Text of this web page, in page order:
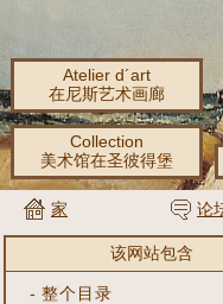
Atelier d´art
在尼斯艺术画廊
Collection
美术馆在圣彼得堡
家 论
该网站包含
-整个目录